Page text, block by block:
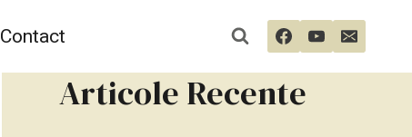
Contact
Articole Recente